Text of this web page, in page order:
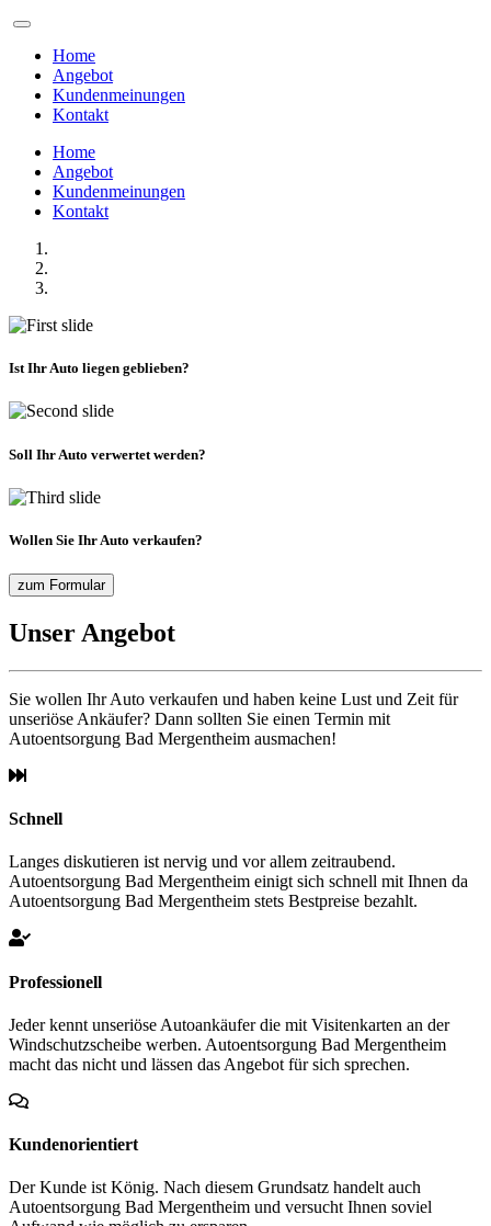
Home
Angebot
Kundenmeinungen
Kontakt
Home
Angebot
Kundenmeinungen
Kontakt
Ist Ihr Auto liegen geblieben?
Soll Ihr Auto verwertet werden?
Wollen Sie Ihr Auto verkaufen?
zum Formular
Unser Angebot
Sie wollen Ihr Auto verkaufen und haben keine Lust und Zeit für
unseriöse Ankäufer? Dann sollten Sie einen Termin mit
Autoentsorgung Bad Mergentheim ausmachen!
Schnell
Langes diskutieren ist nervig und vor allem zeitraubend.
Autoentsorgung Bad Mergentheim einigt sich schnell mit Ihnen da
Autoentsorgung Bad Mergentheim stets Bestpreise bezahlt.
Professionell
Jeder kennt unseriöse Autoankäufer die mit Visitenkarten an der
Windschutzscheibe werben. Autoentsorgung Bad Mergentheim
macht das nicht und lässen das Angebot für sich sprechen.
Kundenorientiert
Der Kunde ist König. Nach diesem Grundsatz handelt auch
Autoentsorgung Bad Mergentheim und versucht Ihnen soviel